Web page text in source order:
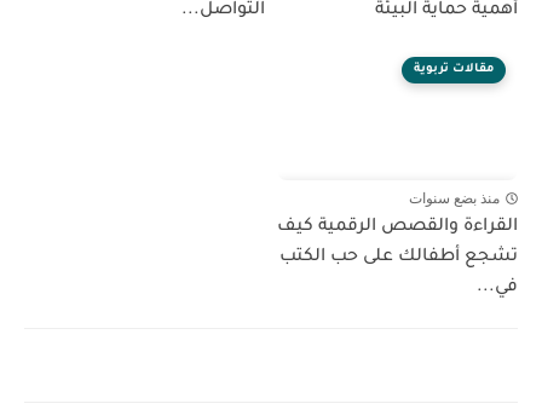
أهمية حماية البيئة
التواصل...
مقالات تربوية
منذ بضع سنوات
القراءة والقصص الرقمية كيف
تشجع أطفالك على حب الكتب
في...